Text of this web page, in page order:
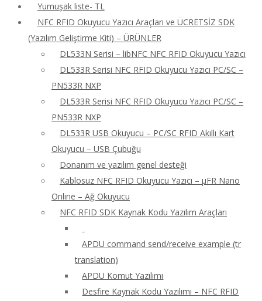
Yumuşak liste- TL
NFC RFID Okuyucu Yazıcı Araçları ve ÜCRETSİZ SDK
(Yazılım Geliştirme Kiti) – ÜRÜNLER
DL533N Serisi – libNFC NFC RFID Okuyucu Yazıcı
DL533R Serisi NFC RFID Okuyucu Yazıcı PC/SC –
PN533R NXP
DL533R Serisi NFC RFID Okuyucu Yazıcı PC/SC –
PN533R NXP
DL533R USB Okuyucu – PC/SC RFID Akıllı Kart
Okuyucu – USB Çubuğu
Donanım ve yazılım genel desteği
Kablosuz NFC RFID Okuyucu Yazıcı – μFR Nano
Online – Ağ Okuyucu
NFC RFID SDK Kaynak Kodu Yazılım Araçları
APDU command send/receive example (tr
translation)
APDU Komut Yazılımı
Desfire Kaynak Kodu Yazılımı – NFC RFID